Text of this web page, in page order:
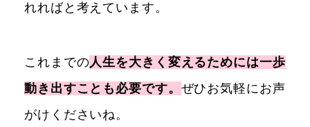
れればと考えています。
これまでの人生を大きく変えるためには一歩
動き出すことも必要です。 ぜひお気軽にお声
がけくださいね。